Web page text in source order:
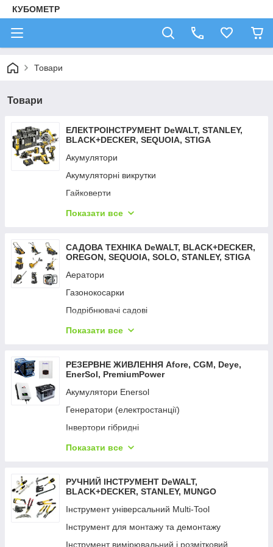
КУБОМЕТР
Товари
Товари
ЕЛЕКТРОІНСТРУМЕНТ DeWALT, STANLEY,
BLACK+DECKER, SEQUOIA, STIGA
Акумулятори
Акумуляторні викрутки
Гайковерти
Дрилі — шурупокрути
Детектори тепла
Зарядні пристрої
Вимірювальні інструменти
Фарбопульти
Відбійні молотки
Мультифункційний інструмент
Перфоратори
Пили
Пістолети цвяхозабивні та скобозабивні
Пістолети гарячого повітря
Пістолети клейові
Підіймач вакуумний
Пилососи
Радіоприймачі промислові
Показати все
САДОВА ТЕХНІКА DeWALT, BLACK+DECKER,
OREGON, SEQUOIA, SOLO, STANLEY, STIGA
Аератори
Газонокосарки
Подрібнювачі садові
Кущорізи та ножиці
Мийки високого тиску
Мотопомпи
Насоси поверхневі
Насоси заглибні
Опрыскиватели
Обладнання для поливання UNIFLEX
Підмітальні машини
Пилососи садові
Райдери
Розкидачі добрив
Показати все
РЕЗЕРВНЕ ЖИВЛЕННЯ Aforе, CGM, Deye,
EnerSol, PremiumPower
Акумулятори Enersol
Генератори (електростанції)
Інвертори гібридні
Портативний зарядний пристрій
Сетевые удлинители
Показати все
РУЧНИЙ ІНСТРУМЕНТ DeWALT,
BLACK+DECKER, STANLEY, MUNGO
Інструмент універсальний Multi-Tool
Інструмент для монтажу та демонтажу
Інструмент вимірювальний і розмітковий